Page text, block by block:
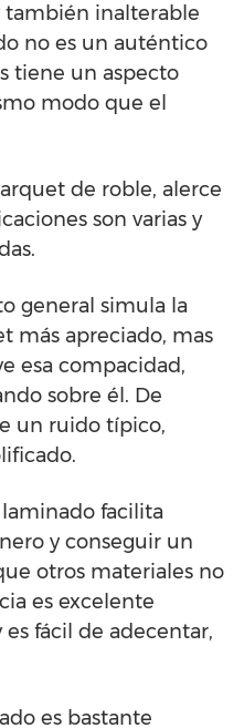
también inalterable
no es un auténtico
tiene un aspecto
modo que el
de roble, alerce
son varias y
general simula la
más apreciado, mas
esa compacidad,
sobre él. De
un ruido típico,
facilita
y conseguir un
otros materiales no
es excelente
fácil de adecentar,
es bastante